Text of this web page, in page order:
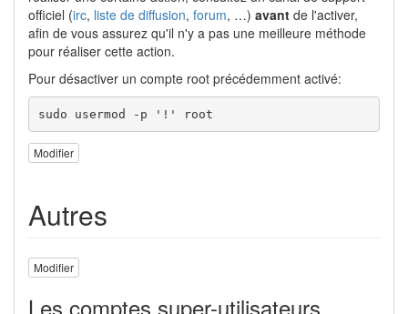
officiel (irc, liste de diffusion, forum, …) avant de l'activer,
afin de vous assurez qu'il n'y a pas une meilleure méthode
pour réaliser cette action.
Pour désactiver un compte root précédemment activé:
sudo usermod -p '!' root
Modifier
Autres
Modifier
Les comptes super-utilisateurs